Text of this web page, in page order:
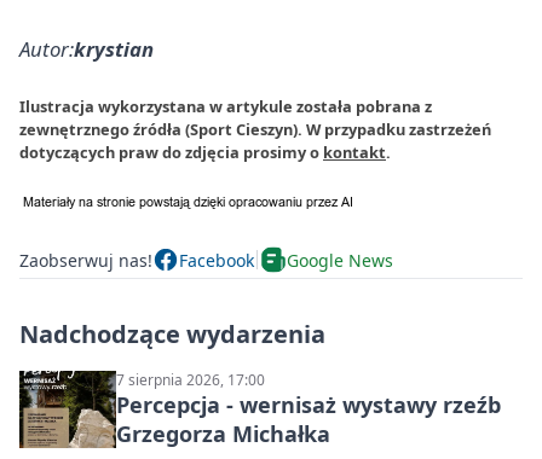
Autor:krystian
Ilustracja wykorzystana w artykule została pobrana z
zewnętrznego źródła (Sport Cieszyn). W przypadku zastrzeżeń
dotyczących praw do zdjęcia prosimy o kontakt.
Zaobserwuj nas! Facebook Google News
Nadchodzące wydarzenia
7 sierpnia 2026, 17:00
Percepcja - wernisaż wystawy rzeźb
Grzegorza Michałka